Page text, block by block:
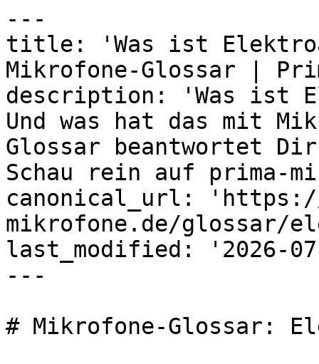
---
title: 'Was ist
Mikrofone-Glossar |
description: 'Was ist
Und was hat das mit
Glossar beantwortet
Schau rein auf prima-
canonical_url: 'https://
mikrofone.de/glossar/
last_modified: '2026-
---
# Mikrofone-Glossar: